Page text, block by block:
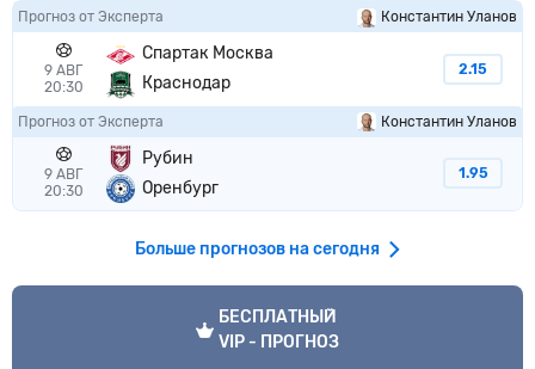
Прогноз от Эксперта Константин Уланов
9 АВГ
20:30
Спартак Москва
Краснодар
2.15
Прогноз от Эксперта Константин Уланов
9 АВГ
20:30
Рубин
Оренбург
1.95
Больше прогнозов на сегодня
VIP прогноз
БЕСПЛАТНЫЙ
VIP - ПРОГНОЗ